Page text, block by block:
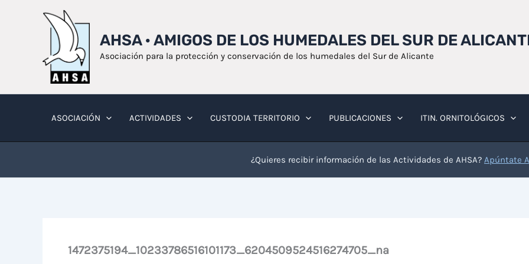
AHSA · AMIGOS DE LOS HUMEDALES DEL SUR DE
Asociación para la protección y conservación de los humedales del Sur de Alicante
ASOCIACIÓN ACTIVIDADES CUSTODIA TERRITORIO PUBLICACIONES ITIN. ORNITOLÓGICOS
¿Quieres recibir información de las Actividades de AHSA? Apúntate
1472375194_10233786516101173_6204509524516274705_na